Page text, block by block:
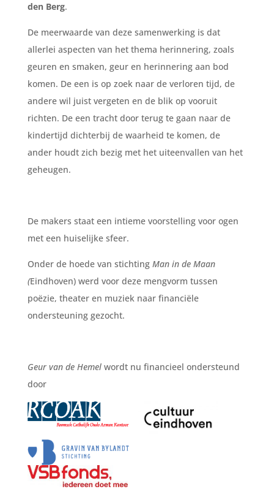
den Berg.
De meerwaarde van deze samenwerking is dat
allerlei aspecten van het thema herinnering, zoals
geuren en smaken, geur en herinnering aan bod
komen. De een is op zoek naar de verloren tijd, de
andere wil juist vergeten en de blik op vooruit
richten. De een tracht door terug te gaan naar de
kindertijd dichterbij de waarheid te komen, de
ander houdt zich bezig met het uiteenvallen van het
geheugen.
De makers staat een intieme voorstelling voor ogen
met een huiselijke sfeer.
Onder de hoede van stichting Man in de Maan
(Eindhoven) werd voor deze mengvorm tussen
poëzie, theater en muziek naar financiële
ondersteuning gezocht.
Geur van de Hemelwordt nu financieel ondersteund
door